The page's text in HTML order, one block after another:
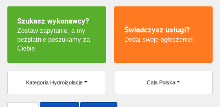
Szukasz wykonawcy?
Zostaw zapytanie, a my
bezpłatnie poszukamy za
Ciebie
Świadczysz usługi?
Dodaj swoje ogłoszenie!
Kategoria Hydroizolacje Cała Polska
Wrocław
Kraków
Poznań
Łódź